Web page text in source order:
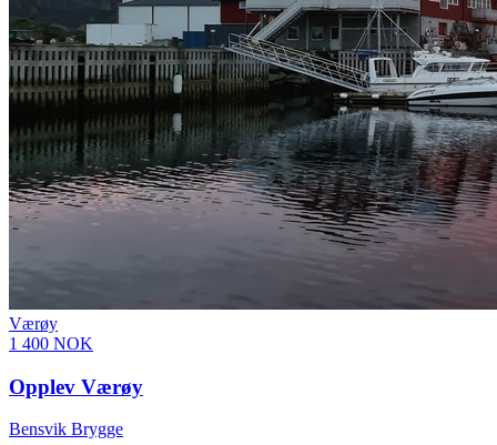
Værøy
1 400 NOK
Opplev Værøy
Bensvik Brygge